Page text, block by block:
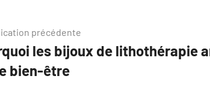
précédente
les bijoux de lithothérapie
bien-être